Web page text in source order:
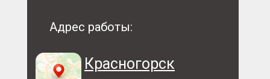
Красногорск
Адрес работы: